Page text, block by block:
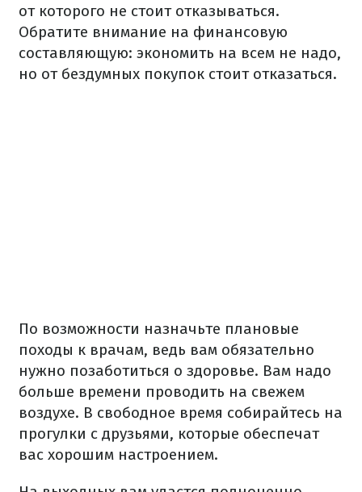
от которого не стоит отказываться.
Обратите внимание на финансовую
составляющую: экономить на всем не надо,
но от бездумных покупок стоит отказаться.
По возможности назначьте плановые
походы к врачам, ведь вам обязательно
нужно позаботиться о здоровье. Вам надо
больше времени проводить на свежем
воздухе. В свободное время собирайтесь на
прогулки с друзьями, которые обеспечат
вас хорошим настроением.